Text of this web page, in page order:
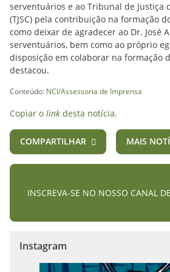
serventuários e ao Tribunal de Justiça
(TJSC) pela contribuição na formação
como deixar de agradecer ao Dr. José
serventuários, bem como ao próprio
disposição em colaborar na formação
destacou.
Conteúdo: NCI/Assessoria de Imprensa
Copiar o link desta notícia.
COMPARTILHAR MAIS
INSCREVA-SE NO NOSSO CANAL
Instagram